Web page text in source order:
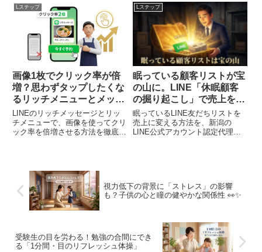
ー向けに書いています。LINE公
式アカウントの「あいさつメッセ
ージ」は、友だち追加（またはブ
ロック解除）直後に自動で届く1
通目です。実はこの1通目で、来
店・予約・問い合わせなどの成約
（CV）の大半が決まります。
らに、構築代行と戦略設計から入
る支援の違いも中立的に解説し、
あなたが次に何を確認すべきか判
断できる状態を目指します。
Lステップ
画像1枚でクリック率が倍
増？思わずタップしたくな
るリッチメニューとメッセ
ージの戦略
LINEのリッチメッセージとリッ
チメニューで、画像を使ってクリ
ック率を倍増させる方法を徹底解
がすぐ実践できるノウハウを紹介
します。
Lステップ
眠っている顧客リストが宝
の山に。LINE「休眠顧客
の掘り起こし」で売上を回
復させる方法
眠っているLINE友だちリストを
売上に変える方法を、新潟の
LINE公式アカウント認定代理店
視力低下の背景に「ストレス」の影響
も？子供の心と瞳の健やかな関係性 👀✨
受験生の目を労わる！勉強の合間にでき
る「1分間・目のリフレッシュ体操」